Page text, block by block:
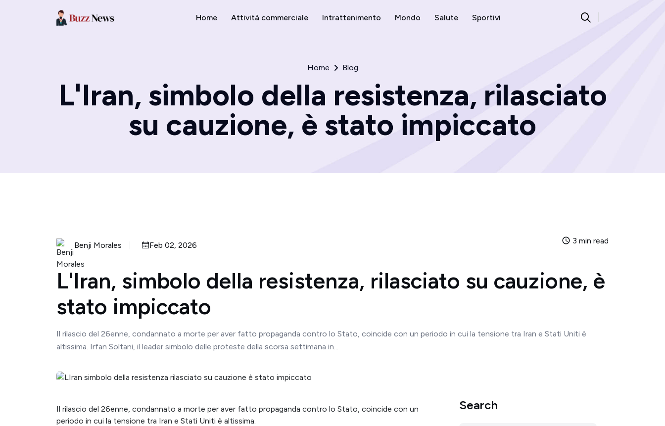
Home Attività commerciale Intrattenimento Mondo Salute Sportivi
Home Blog
L'Iran, simbolo della resistenza, rilasciato
su cauzione, è stato impiccato
Benji Morales Feb 02, 2026 3 min read
L'Iran, simbolo della resistenza, rilasciato su cauzione, è
stato impiccato
Il rilascio del 26enne, condannato a morte per aver fatto propaganda contro lo Stato, coincide con un periodo in cui la tensione tra Iran e Stati Uniti è
altissima. Irfan Soltani, il leader simbolo delle proteste della scorsa settimana in...
Il rilascio del 26enne, condannato a morte per aver fatto propaganda contro lo Stato, coincide con un
periodo in cui la tensione tra Iran e Stati Uniti è altissima.
Search